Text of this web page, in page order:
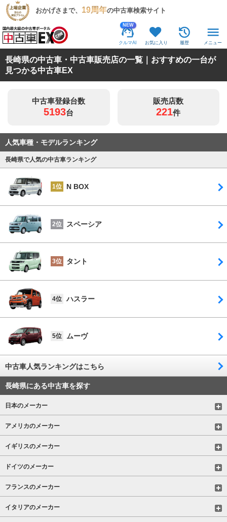
おかげさまで、 19周年の中古車検索サイト
NEW
クルマAI お気に入り 履歴 メニュー
長崎県の中古車・中古車販売店の一覧｜おすすめの一台が
見つかる中古車EX
中古車登録台数
5193台
販売店数
221件
人気車種・モデルランキング
長崎県で人気の中古車ランキング
1位 N BOX
2位 スペーシア
3位 タント
4位 ハスラー
5位 ムーヴ
中古車人気ランキングはこちら
長崎県にある中古車を探す
日本のメーカー
アメリカのメーカー
イギリスのメーカー
ドイツのメーカー
フランスのメーカー
イタリアのメーカー